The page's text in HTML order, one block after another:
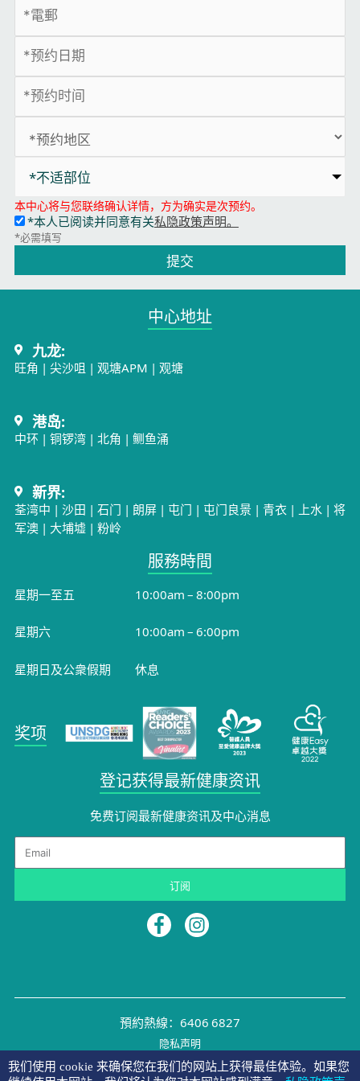
*不适部位
本中心将与您联络确认详情，方为确实是次预约。
*本人已阅读并同意有关私隐政策声明。
*必需填写
提交
中心地址​
九龙:
旺角 | 尖沙咀 | 观塘APM | 观塘
港岛:
中环| 铜锣湾| 北角 | 鲗鱼涌
新界:
荃湾中 | 沙田 | 石门 | 朗屏| 屯门 | 屯门良景 | 青衣 | 上水 | 将
军澳| 大埔墟 | 粉岭
服務時間​
星期一至五 10:00am – 8:00pm
星期六 10:00am – 6:00pm
星期日及公衆假期 休息
登记获得最新健康资讯
免费订阅最新健康资讯及中心消息​
Email
订阅
奖项
預約熱線：6406 6827
©2026 NYMG
隐私声明
我们使用 cookie 来确保您在我们的网站上获得最佳体验。如果您